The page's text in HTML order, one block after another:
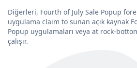
Diğerleri, Fourth of July Sale Popup
uygulama claim to sunan açık kaynak
Popup uygulamaları veya at rock-
çalışır.